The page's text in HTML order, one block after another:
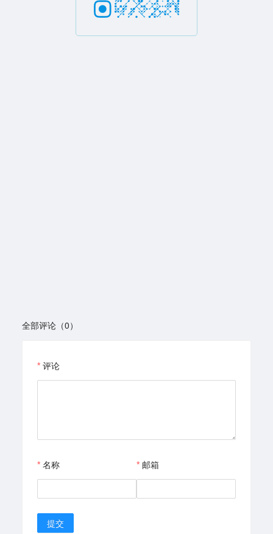
全部评论（0）
评论
名称 邮箱
提交